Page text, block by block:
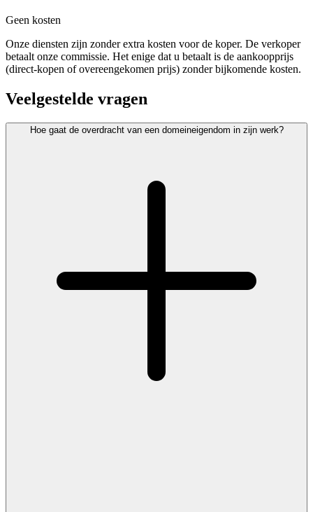
Geen kosten
Onze diensten zijn zonder extra kosten voor de koper. De verkoper
betaalt onze commissie. Het enige dat u betaalt is de aankoopprijs
(direct-kopen of overeengekomen prijs) zonder bijkomende kosten.
Veelgestelde vragen
Hoe gaat de overdracht van een domeineigendom in zijn werk?